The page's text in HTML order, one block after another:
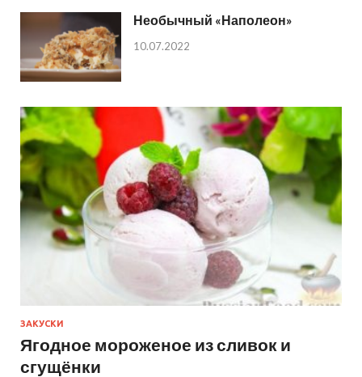
Необычный «Наполеон»
10.07.2022
ЗАКУСКИ
Ягодное мороженое из сливок и
сгущёнки